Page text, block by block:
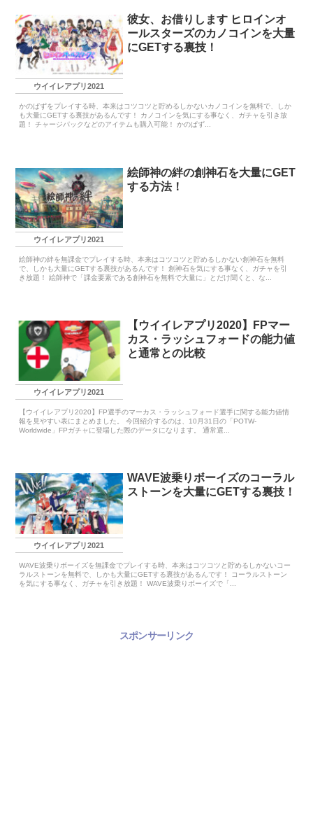
ウイイレアプリ2021
彼女、お借りします ヒロインオ
ールスターズのカノコインを大量
にGETする裏技！
かのぱずをプレイする時、本来はコツコツと貯めるしかないカノコインを無料で、しか
も大量にGETする裏技があるんです！ カノコインを気にする事なく、ガチャを引き放
題！ チャージパックなどのアイテムも購入可能！ かのぱず...
ウイイレアプリ2021
絵師神の絆の創神石を大量にGET
する方法！
絵師神の絆を無課金でプレイする時、本来はコツコツと貯めるしかない創神石を無料
で、しかも大量にGETする裏技があるんです！ 創神石を気にする事なく、ガチャを引
き放題！ 絵師神で「課金要素である創神石を無料で大量に」とだけ聞くと、な...
ウイイレアプリ2021
【ウイイレアプリ2020】FPマー
カス・ラッシュフォードの能力値
と通常との比較
【ウイイレアプリ2020】FP選手のマーカス・ラッシュフォード選手に関する能力値情
報を見やすい表にまとめました。 今回紹介するのは、10月31日の「POTW-
Worldwide」FPガチャに登場した際のデータになります。 通常選...
ウイイレアプリ2021
WAVE波乗りボーイズのコーラル
ストーンを大量にGETする裏技！
WAVE波乗りボーイズを無課金でプレイする時、本来はコツコツと貯めるしかないコー
ラルストーンを無料で、しかも大量にGETする裏技があるんです！ コーラルストーン
を気にする事なく、ガチャを引き放題！ WAVE波乗りボーイズで「...
スポンサーリンク